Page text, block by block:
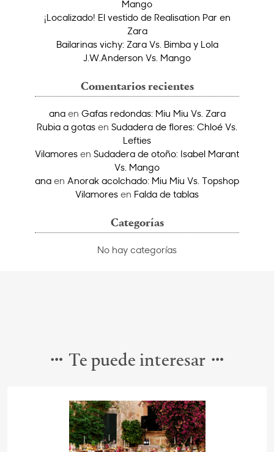
Mango
¡Localizado! El vestido de Realisation Par en
Zara
Bailarinas vichy: Zara Vs. Bimba y Lola
J.W.Anderson Vs. Mango
Comentarios recientes
anaen Gafas redondas: Miu Miu Vs. Zara
Rubia a gotas en Sudadera de flores: Chloé Vs.
Lefties
Vilamores en Sudadera de otoño: Isabel Marant
Vs. Mango
ana en Anorak acolchado: Miu Miu Vs. Topshop
Vilamores en Falda de tablas
Categorías
No hay categorías
Te puede interesar